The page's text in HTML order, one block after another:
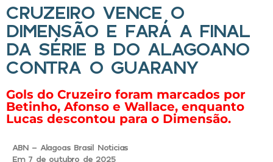
CRUZEIRO VENCE O
DIMENSÃO E FARÁ A FINAL
DA SÉRIE B DO ALAGOANO
CONTRA O GUARANY
Gols do Cruzeiro foram marcados por
Betinho, Afonso e Wallace, enquanto
Lucas descontou para o Dimensão.
ABN - Alagoas Brasil Noticias
Em 7 de outubro de 2025